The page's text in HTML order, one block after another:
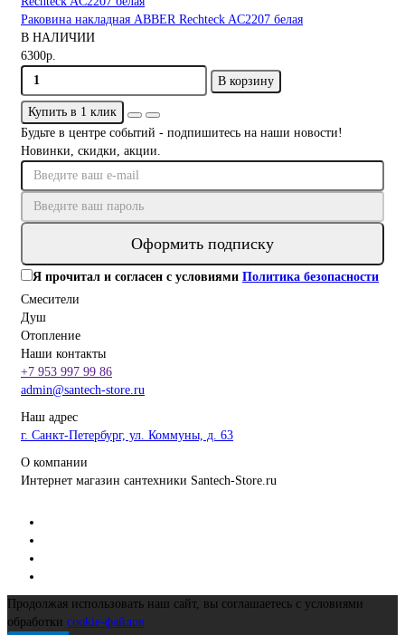
Раковина накладная ABBER Rechteck AC2207 белая
В НАЛИЧИИ
6300р.
В корзину
Купить в 1 клик
Будьте в центре событий - подпишитесь на наши новости!
Новинки, скидки, акции.
Оформить подписку
Я прочитал и согласен с условиями Политика безопасности
Смесители
Душ
Отопление
Наши контакты
+7 953 997 99 86
admin@santech-store.ru
Наш адрес
г. Санкт-Петербург, ул. Коммуны, д. 63
О компании
Интернет магазин сантехники Santech-Store.ru
Продолжая использовать наш сайт, вы соглашаетесь с условиями
обработки cookie-файлов